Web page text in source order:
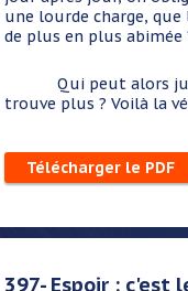
une lourde charge,
de plus en plus abimée
Qui peut alors
trouve plus ? Voilà la
Télécharger le PDF
397- Espoir : c'est